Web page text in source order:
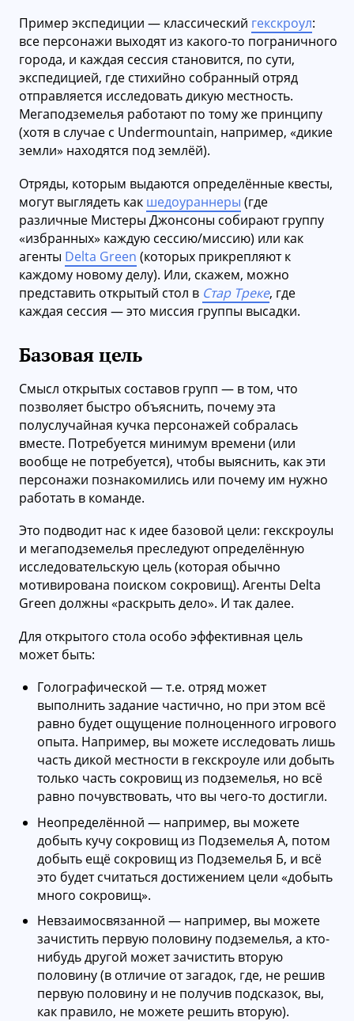
Пример экспедиции — классический гекскроул:
все персонажи выходят из какого-то пограничного
города, и каждая сессия становится, по сути,
экспедицией, где стихийно собранный отряд
отправляется исследовать дикую местность.
Мегаподземелья работают по тому же принципу
(хотя в случае с Undermountain, например, «дикие
земли» находятся под землёй).
Отряды, которым выдаются определённые квесты,
могут выглядеть как шедоураннеры (где
различные Мистеры Джонсоны собирают группу
«избранных» каждую сессию/миссию) или как
агенты Delta Green (которых прикрепляют к
каждому новому делу). Или, скажем, можно
представить открытый стол в Стар Треке, где
каждая сессия — это миссия группы высадки.
Базовая цель
Смысл открытых составов групп — в том, что
позволяет быстро объяснить, почему эта
полуслучайная кучка персонажей собралась
вместе. Потребуется минимум времени (или
вообще не потребуется), чтобы выяснить, как эти
персонажи познакомились или почему им нужно
работать в команде.
Это подводит нас к идее базовой цели: гекскроулы
и мегаподземелья преследуют определённую
исследовательскую цель (которая обычно
мотивирована поиском сокровищ). Агенты Delta
Green должны «раскрыть дело». И так далее.
Для открытого стола особо эффективная цель
может быть:
Голографической — т.е. отряд может
выполнить задание частично, но при этом всё
равно будет ощущение полноценного игрового
опыта. Например, вы можете исследовать лишь
часть дикой местности в гекскроуле или добыть
только часть сокровищ из подземелья, но всё
равно почувствовать, что вы чего-то достигли.
Неопределённой — например, вы можете
добыть кучу сокровищ из Подземелья А, потом
добыть ещё сокровищ из Подземелья Б, и всё
это будет считаться достижением цели «добыть
много сокровищ».
Невзаимосвязанной — например, вы можете
зачистить первую половину подземелья, а кто-
нибудь другой может зачистить вторую
половину (в отличие от загадок, где, не решив
первую половину и не получив подсказок, вы,
как правило, не можете решить вторую).